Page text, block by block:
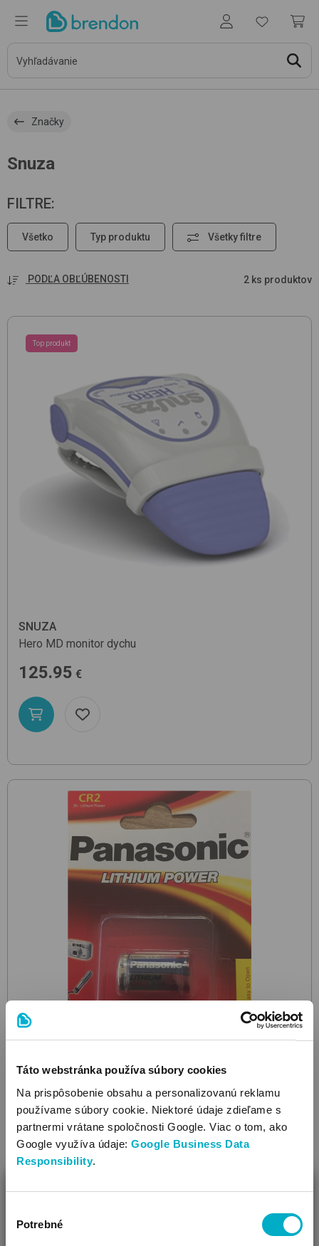
Táto webstránka používa súbory cookies
Na prispôsobenie obsahu a personalizovanú reklamu
používame súbory cookie. Niektoré údaje zdieľame s
partnermi vrátane spoločnosti Google. Viac o tom, ako
Google využíva údaje: Google Business Data
Responsibility.
súhlasu
Potrebné
Značky
Snuza
FILTRE:
Všetko Typ produktu Všetky filtre
PODĽA OBĽÚBENOSTI 2 ks produktov
Top produkt
SNUZA
Hero MD monitor dychu
125.95 €
SNUZA
CR2 Hero MD 1pc Panasonic batéria
7.95
Cena za 1 ks: 7,95 €